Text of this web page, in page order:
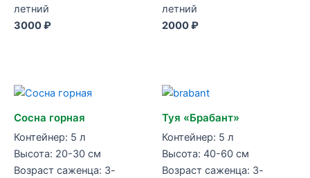
летний
3000 ₽
летний
2000 ₽
Сосна горная
Контейнер: 5 л
Высота: 20-30 см
Возраст саженца: 3-
Туя «Брабант»
Контейнер: 5 л
Высота: 40-60 см
Возраст саженца: 3-